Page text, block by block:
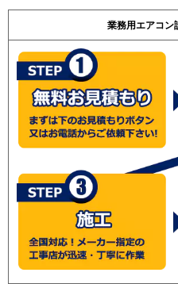
業務用エアコン